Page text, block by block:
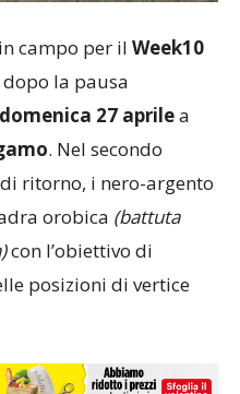
campo per il Week10
dopo la pausa
domenica 27 aprilea
. Nel secondo
ritorno, i nero-argento
orobica (battuta
con l’obiettivo di
posizioni di vertice